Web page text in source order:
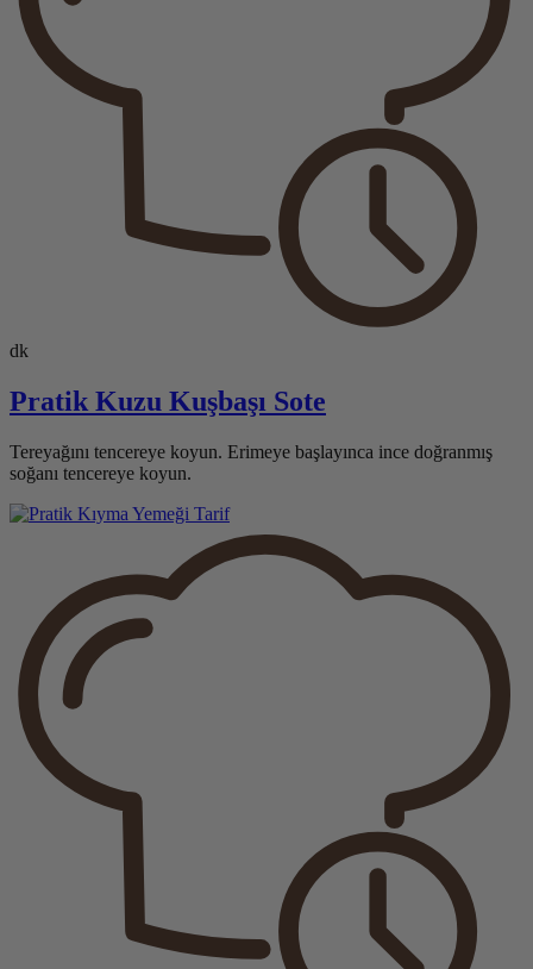
dk
Pratik Kuzu Kuşbaşı Sote
Tereyağını tencereye koyun. Erimeye başlayınca ince doğranmış
soğanı tencereye koyun.
Tarif